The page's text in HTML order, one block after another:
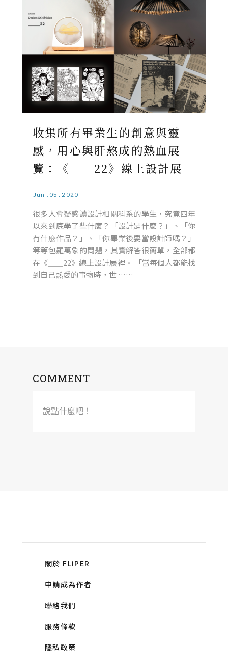
收集所有畢業生的創意與靈
感，用心與肝熬成的熱血展
覽：《＿＿22》線上設計展
Jun.05.2020
很多人會疑惑讀設計相關科系的學生，究竟四年
以來到底學了些什麼？「設計是什麼？」、「你
有什麼作品？」、「你畢業後要當設計師嗎？」
等等包羅萬象的問題，其實解答很簡單，全部都
在《＿＿22》線上設計展裡。 「當每個人都能找
到自己熱愛的事物時，世 ……
COMMENT
說點什麼吧！
關於 FLiPER
申請成為作者
聯絡我們
服務條款
隱私政策